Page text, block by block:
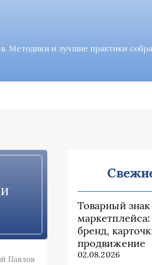
Методики и лучшие практики
Павлов
Товарный знак
бренд,
продвижение
02.08.2026